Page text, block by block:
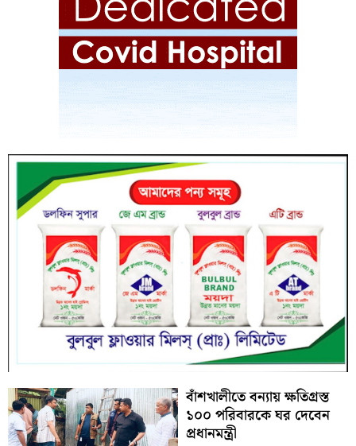
বাঁশখালীতে বন্যায় ক্ষতিগ্রস্ত
১০০ পরিবারকে ঘর দেবেন
প্রধানমন্ত্রী